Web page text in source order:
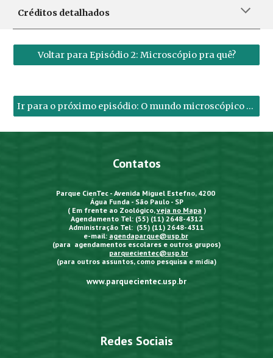
Créditos detalhados
Voltar para Episódio 2: Microscópio pra quê?
Ir para o próximo episódio: O mundo microscópico e você
Contatos
Parque CienTec - Avenida Miguel Estefno, 4200
Água Funda - São Paulo - SP
( Em frente ao Zoológico,veja no Mapa )
Agendamento Tel: (55) (11) 2648-4312
Administração Tel: (55) (11) 2648-4311
e-mail: agendaparque@usp.br
(para agendamentos escolares e outros grupos)
parquecientec@usp.br
(para outros assuntos, como pesquisa e mídia)
www.parquecientec.usp.br
Redes Sociais